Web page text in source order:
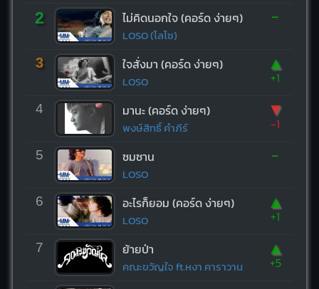
2 ไม่คิดนอกใจ (คอร์ด ง่ายๆ)
LOSO (โลโซ)
-
3 ใจสั่งมา (คอร์ด ง่ายๆ)
LOSO
▲
+1
4 มานะ (คอร์ด ง่ายๆ)
พงษ์สิทธิ์ คำภีร์
▼
-1
5 ซมซาน
LOSO
-
6 อะไรก็ยอม (คอร์ด ง่ายๆ)
LOSO
▲
+1
7 ย้ายป่า
คณะขวัญใจ ft.หงา คาราวาน
▲
+5